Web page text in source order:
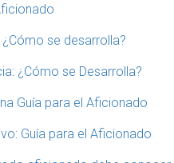
se desarrolla?
¿Cómo se Desarrolla?
Guía para el Aficionado
Guía para el Aficionado